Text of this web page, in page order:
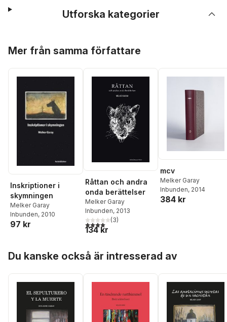
Utforska kategorier
Mer från samma författare
Inskriptioner i
skymningen
Melker Garay
Inbunden, 2010
97 kr
Råttan och andra
onda berättelser
Melker Garay
Inbunden, 2013
4,0utav 5 stjärnor. Totalt antal röster:
(3)
134 kr
mcv
Melker Garay
Inbunden, 2014
384 kr
Du kanske också är intresserad av